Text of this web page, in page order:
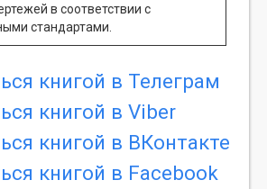
в соответствии с
стандартами.